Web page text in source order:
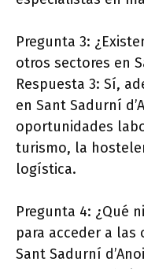
Pregunta 3:
otros sectores en
Respuesta 3: Sí,
en Sant Sadurní
oportunidades
turismo, la
logística.
Pregunta 4: ¿Qué
para acceder a
Sant Sadurní